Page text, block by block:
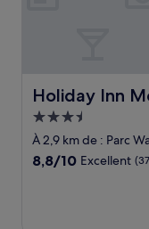
Holiday Inn
Holiday Inn
Hébergement
3.5 étoiles
À 2,9 km de : Parc
8.8
8,8/10 Excellent